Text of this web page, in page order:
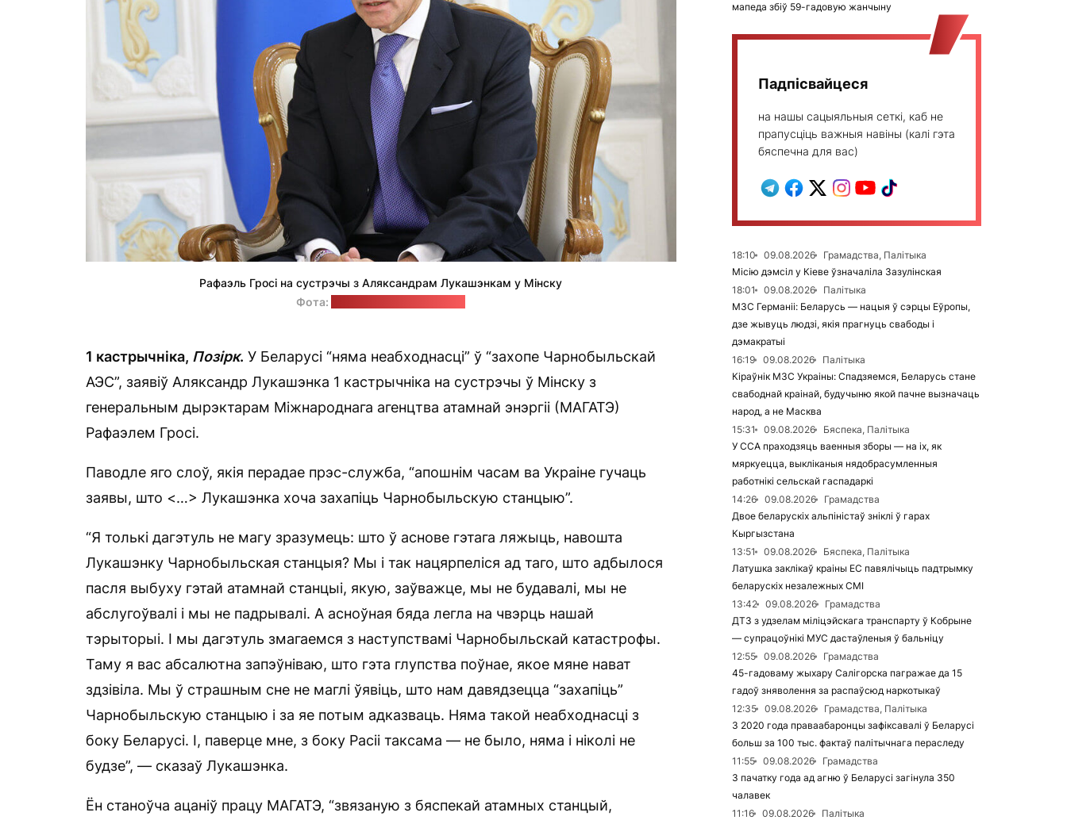
Рафаэль Гросі на сустрэчы з Аляксандрам Лукашэнкам у Мінску
Фота:
1 кастрычніка, Позірк. У Беларусі “няма неабходнасці” ў “захопе Чарнобыльскай
АЭС”, заявіў Аляксандр Лукашэнка 1 кастрычніка на сустрэчы ў Мінску з
генеральным дырэктарам Міжнароднага агенцтва атамнай энэргіі (МАГАТЭ)
Рафаэлем Гросі.
Паводле яго слоў, якія перадае прэс-служба, “апошнім часам ва Украіне гучаць
заявы, што <…> Лукашэнка хоча захапіць Чарнобыльскую станцыю”.
“Я толькі дагэтуль не магу зразумець: што ў аснове гэтага ляжыць, навошта
Лукашэнку Чарнобыльская станцыя? Мы і так нацярпеліся ад таго, што адбылося
пасля выбуху гэтай атамнай станцыі, якую, заўважце, мы не будавалі, мы не
абслугоўвалі і мы не падрывалі. А асноўная бяда легла на чвэрць нашай
тэрыторыі. І мы дагэтуль змагаемся з наступствамі Чарнобыльскай катастрофы.
Таму я вас абсалютна запэўніваю, што гэта глупства поўнае, якое мяне нават
здзівіла. Мы ў страшным сне не маглі ўявіць, што нам давядзецца “захапіць”
Чарнобыльскую станцыю і за яе потым адказваць. Няма такой неабходнасці з
боку Беларусі. І, паверце мне, з боку Расіі таксама — не было, няма і ніколі не
будзе”, — сказаў Лукашэнка.
Ён станоўча ацаніў працу МАГАТЭ, “звязаную з бяспекай атамных станцый,
мапеда збіў 59-гадовую жанчыну
Падпісвайцеся
на нашы сацыяльныя сеткі, каб не
прапусціць важныя навіны (калі гэта
бяспечна для вас)
18:10 09.08.2026
Грамадства, Палітыка
Місію дэмсіл у Кіеве ўзначаліла Зазулінская
18:01
09.08.2026
Палітыка
МЗС Германіі: Беларусь — нацыя ў сэрцы Еўропы,
дзе жывуць людзі, якія прагнуць свабоды і
дэмакратыі
16:19
09.08.2026
Палітыка
Кіраўнік МЗС Украіны: Спадзяемся, Беларусь стане
свабоднай краінай, будучыню якой пачне вызначаць
народ, а не Масква
15:31
09.08.2026
Бяспека, Палітыка
У ССА праходзяць ваенныя зборы — на іх, як
мяркуецца, выкліканыя нядобрасумленныя
работнікі сельскай гаспадаркі
14:26
09.08.2026
Грамадства
Двое беларускіх альпіністаў зніклі ў гарах
Кыргызстана
13:51
09.08.2026
Бяспека, Палітыка
Латушка заклікаў краіны ЕС павялічыць падтрымку
беларускіх незалежных СМІ
13:42
09.08.2026
Грамадства
ДТЗ з удзелам міліцэйскага транспарту ў Кобрыне
— супрацоўнікі МУС дастаўленыя ў бальніцу
12:55
09.08.2026
Грамадства
45-гадоваму жыхару Салігорска пагражае да 15
гадоў зняволення за распаўсюд наркотыкаў
12:35
09.08.2026
Грамадства, Палітыка
З 2020 года праваабаронцы зафіксавалі ў Беларусі
больш за 100 тыс. фактаў палітычнага пераследу
11:55
09.08.2026
Грамадства
З пачатку года ад агню ў Беларусі загінула 350
чалавек
11:16
09.08.2026
Палітыка